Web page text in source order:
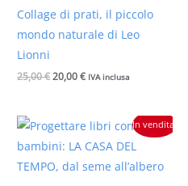
Collage di prati, il piccolo
mondo naturale di Leo
Lionni
25,00€20,00€ IVA inclusa
In vendita!
Il
prezzo
originale
era:
25,00 €.
prezzo
attuale
20,00 €.